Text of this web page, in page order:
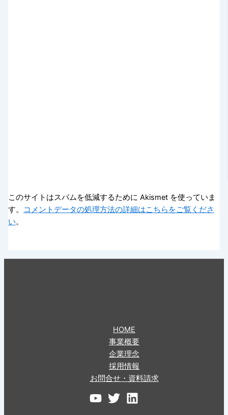
このサイトはスパムを低減するために Akismet を使っていま
す。
コメントデータの処理方法の詳細はこちらをご覧くださ
い。
HOME
事業概要
企業理念
採用情報
お問合せ・資料請求